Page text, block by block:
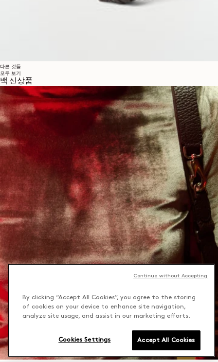
다른 것들
모두 보기
백 신상품
By clicking “Accept All Cookies”, you agree to the storing
of cookies on your device to enhance site navigation,
analyze site usage, and assist in our marketing efforts.
Accept All Cookies
Cookies Settings
Continue without Accepting